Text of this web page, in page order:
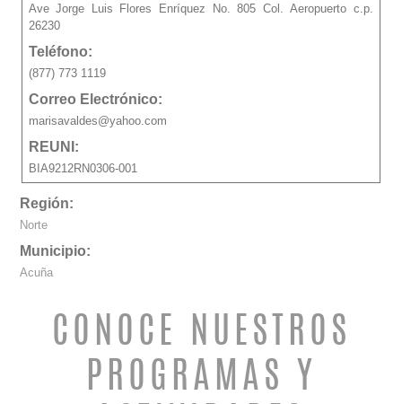
Ave Jorge Luis Flores Enríquez No. 805 Col. Aeropuerto c.p.
26230
Teléfono:
(877) 773 1119
Correo Electrónico:
marisavaldes@yahoo.com
REUNI:
BIA9212RN0306-001
Región:
Norte
Municipio:
Acuña
CONOCE NUESTROS
PROGRAMAS Y